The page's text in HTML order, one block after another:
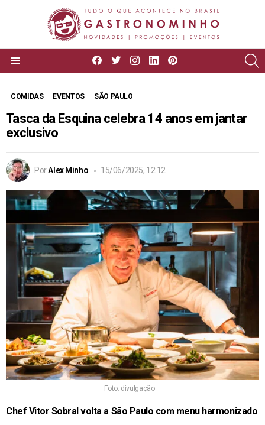
facebooktwitterinstagram
linkedin
COMIDAS EVENTOS SÃO PAULO
Tasca da Esquina celebra 14 anos em jantar
exclusivo
PorAlex Minho 15/06/2025, 12:12
Foto: divulgação
Chef Vitor Sobral volta a São Paulo com menu harmonizado